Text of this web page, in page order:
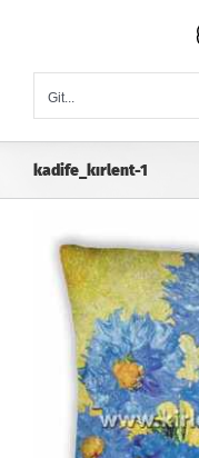
Git...
kadife_kırlent-1